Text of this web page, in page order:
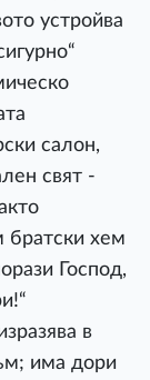
устройва
салон,
свят -
братски хем
Господ,
в
има дори